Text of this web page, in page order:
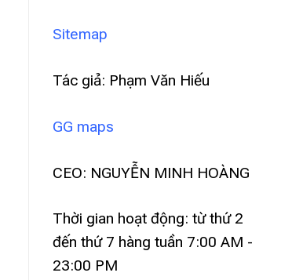
Sitemap
Tác giả: Phạm Văn Hiếu
GG maps
CEO: NGUYỄN MINH HOÀNG
Thời gian hoạt động: từ thứ 2
đến thứ 7 hàng tuần 7:00 AM -
23:00 PM